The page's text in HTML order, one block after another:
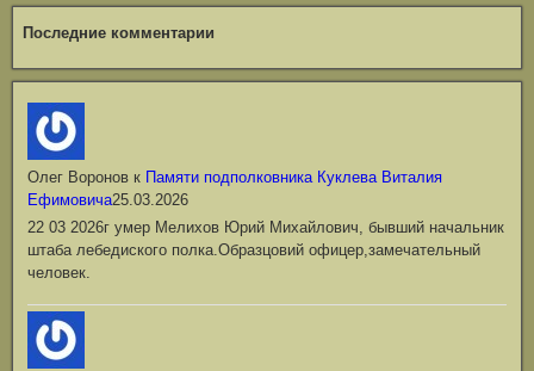
Последние комментарии
Олег Воронов к Памяти подполковника Куклева Виталия
Ефимовича25.03.2026
22 03 2026г умер Мелихов Юрий Михайлович, бывший начальник
штаба лебедиского полка.Образцовий офицер,замечательный
человек.